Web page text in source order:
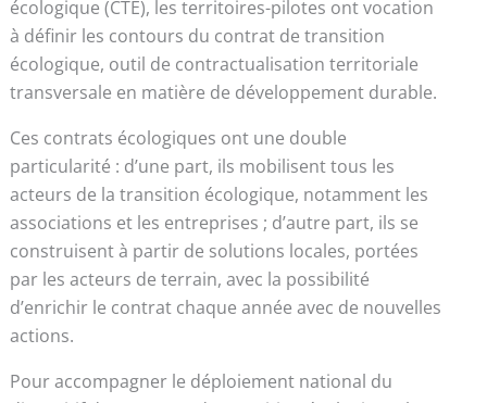
écologique (CTE), les territoires-pilotes ont vocation
à définir les contours du contrat de transition
écologique, outil de contractualisation territoriale
transversale en matière de développement durable.
Ces contrats écologiques ont une double
particularité : d’une part, ils mobilisent tous les
acteurs de la transition écologique, notamment les
associations et les entreprises ; d’autre part, ils se
construisent à partir de solutions locales, portées
par les acteurs de terrain, avec la possibilité
d’enrichir le contrat chaque année avec de nouvelles
actions.
Pour accompagner le déploiement national du